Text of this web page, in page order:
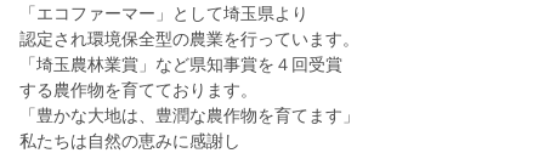
「エコファーマー」として埼玉県より
認定され環境保全型の農業を行っています。
「埼玉農林業賞」など県知事賞を４回受賞
する農作物を育てております。
「豊かな大地は、豊潤な農作物を育てます」
私たちは自然の恵みに感謝し